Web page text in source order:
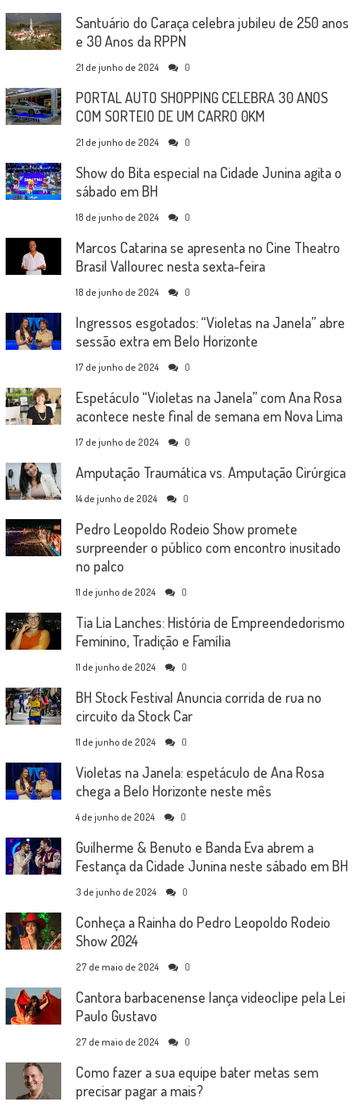
Santuário do Caraça celebra jubileu de 250 anos
e 30 Anos da RPPN
21 de junho de 2024 0
PORTAL AUTO SHOPPING CELEBRA 30 ANOS
COM SORTEIO DE UM CARRO 0KM
21 de junho de 2024 0
Show do Bita especial na Cidade Junina agita o
sábado em BH
18 de junho de 2024 0
Marcos Catarina se apresenta no Cine Theatro
Brasil Vallourec nesta sexta-feira
18 de junho de 2024 0
Ingressos esgotados: “Violetas na Janela” abre
sessão extra em Belo Horizonte
17 de junho de 2024 0
Espetáculo “Violetas na Janela” com Ana Rosa
acontece neste final de semana em Nova Lima
17 de junho de 2024 0
Amputação Traumática vs. Amputação Cirúrgica
14 de junho de 2024 0
Pedro Leopoldo Rodeio Show promete
surpreender o público com encontro inusitado
no palco
11 de junho de 2024 0
Tia Lia Lanches: História de Empreendedorismo
Feminino, Tradição e Família
11 de junho de 2024 0
BH Stock Festival Anuncia corrida de rua no
circuito da Stock Car
11 de junho de 2024 0
Violetas na Janela: espetáculo de Ana Rosa
chega a Belo Horizonte neste mês
4 de junho de 2024 0
Guilherme & Benuto e Banda Eva abrem a
Festança da Cidade Junina neste sábado em BH
3 de junho de 2024 0
Conheça a Rainha do Pedro Leopoldo Rodeio
Show 2024
27 de maio de 2024 0
Cantora barbacenense lança videoclipe pela Lei
Paulo Gustavo
27 de maio de 2024 0
Como fazer a sua equipe bater metas sem
precisar pagar a mais?